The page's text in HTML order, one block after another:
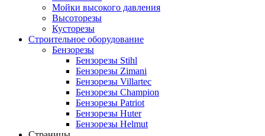
Мойки высокого давления
Высоторезы
Кусторезы
Строительное оборудование
Бензорезы
Бензорезы Stihl
Бензорезы Zimani
Бензорезы Villartec
Бензорезы Champion
Бензорезы Patriot
Бензорезы Huter
Бензорезы Helmut